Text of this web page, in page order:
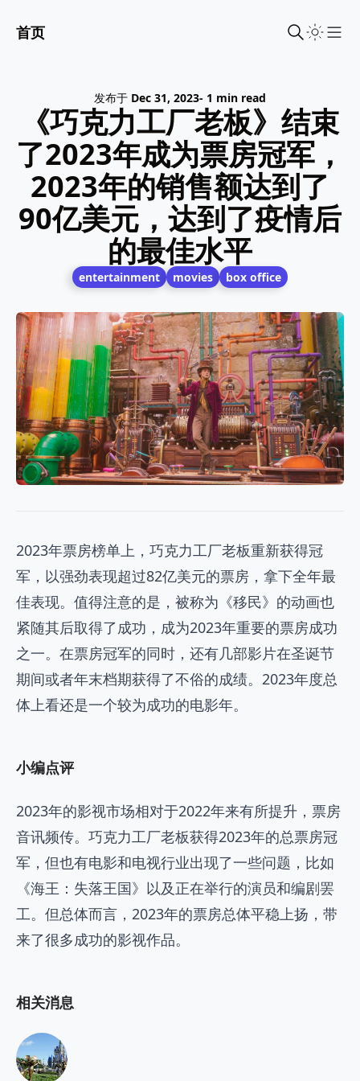
首页
发布于 Dec 31, 2023- 1 min read
《巧克力工厂老板》结束
了2023年成为票房冠军，
2023年的销售额达到了
90亿美元，达到了疫情后
的最佳水平
entertainment movies box office
2023年票房榜单上，巧克力工厂老板重新获得冠
军，以强劲表现超过82亿美元的票房，拿下全年最
佳表现。值得注意的是，被称为《移民》的动画也
紧随其后取得了成功，成为2023年重要的票房成功
之一。在票房冠军的同时，还有几部影片在圣诞节
期间或者年末档期获得了不俗的成绩。2023年度总
体上看还是一个较为成功的电影年。
小编点评
2023年的影视市场相对于2022年来有所提升，票房
音讯频传。巧克力工厂老板获得2023年的总票房冠
军，但也有电影和电视行业出现了一些问题，比如
《海王：失落王国》以及正在举行的演员和编剧罢
工。但总体而言，2023年的票房总体平稳上扬，带
来了很多成功的影视作品。
相关消息